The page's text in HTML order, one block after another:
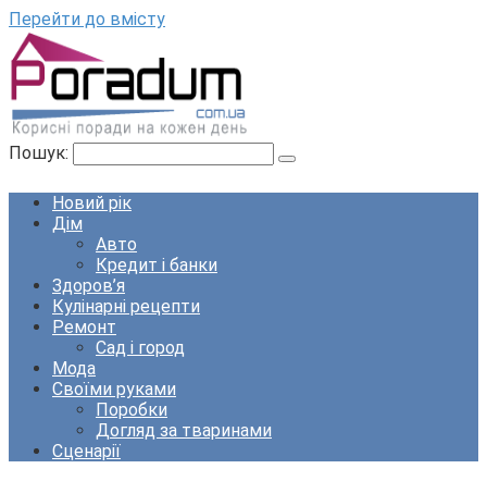
Перейти до вмісту
Пошук:
Новий рік
Дім
Авто
Кредит і банки
Здоров’я
Кулінарні рецепти
Ремонт
Сад і город
Мода
Своїми руками
Поробки
Догляд за тваринами
Сценарії